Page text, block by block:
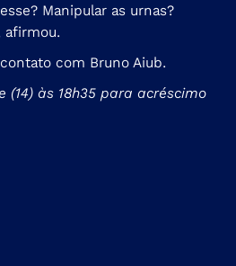
Manipular as urnas?
afirmou.
com Bruno Aiub.
às 18h35 para acréscimo